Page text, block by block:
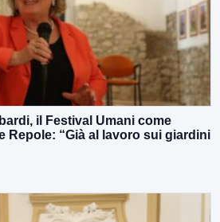
il Festival Umani come
Repole: “Già al lavoro sui giardini